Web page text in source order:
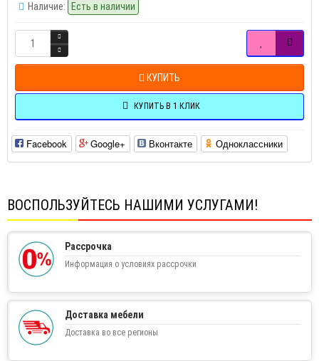
Наличие: Есть в наличии
КУПИТЬ
КУПИТЬ В 1 КЛИК
Facebook Google+ Вконтакте Одноклассники
ВОСПОЛЬЗУЙТЕСЬ НАШИМИ УСЛУГАМИ!
Рассрочка
Информация о условиях рассрочки
Доставка мебели
Доставка во все регионы